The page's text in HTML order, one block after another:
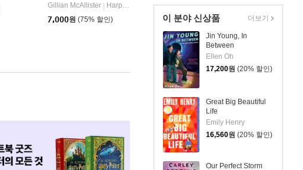
이 분야 신상품
Jin Young, In
Between
Ellen Oh
17,200원 (20% 할인)
Great Big Beautiful
Life
Emily Henry
16,560원 (20% 할인)
Our Perfect Storm
더보기
Gillian McAllister
HarperCollins
7,000원 (75% 할인)